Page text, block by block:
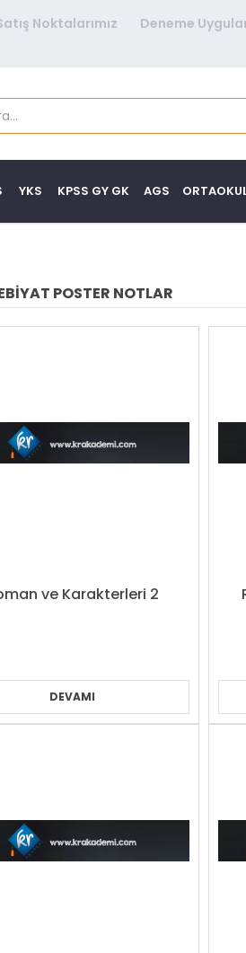
Noktalarımız Deneme
AGS
KPSS GY GK
YKS
POSTER NOTLAR
ve Karakterleri 2
DEVAMI